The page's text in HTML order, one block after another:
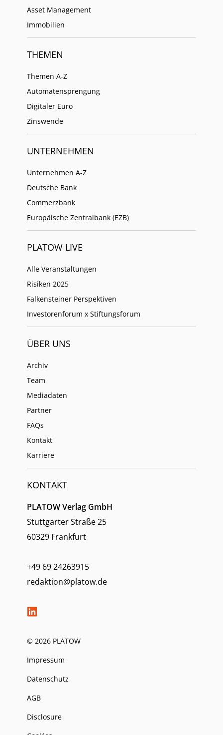
Asset Management
Immobilien
THEMEN
Themen A-Z
Automatensprengung
Digitaler Euro
Zinswende
UNTERNEHMEN
Unternehmen A-Z
Deutsche Bank
Commerzbank
Europäische Zentralbank (EZB)
PLATOW LIVE
Alle Veranstaltungen
Risiken 2025
Falkensteiner Perspektiven
Investorenforum x Stiftungsforum
ÜBER UNS
Archiv
Team
Mediadaten
Partner
FAQs
Kontakt
Karriere
KONTAKT
PLATOW Verlag GmbH
Stuttgarter Straße 25
60329 Frankfurt
+49 69 24263915
redaktion@platow.de
© 2026 PLATOW
Impressum
Datenschutz
AGB
Disclosure